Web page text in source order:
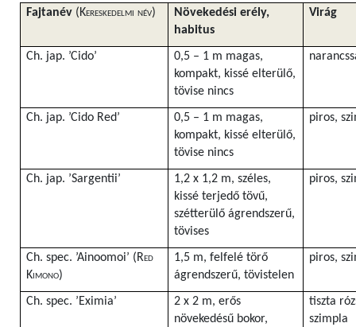
Fajtanév (Kereskedelmi név)
Növekedési erély,
habitus
Virág
Ch. jap. ’Cido’
0,5 – 1 m magas,
kompakt, kissé elterülő,
tövise nincs
Ch. jap. ’Cido Red’
0,5 – 1 m magas,
kompakt, kissé elterülő,
tövise nincs
piros,
Ch. jap. ’Sargentii’
1,2 x 1,2 m, széles,
kissé terjedő tövű,
szétterülő ágrendszerű,
tövises
piros,
Ch. spec. ’Ainoomoi’ (Red
Kimono)
1,5 m, felfelé törő
ágrendszerű, tövistelen
piros,
Ch. spec. ’Eximia’
2 x 2 m, erős
növekedésű bokor,
tiszta
szimpla